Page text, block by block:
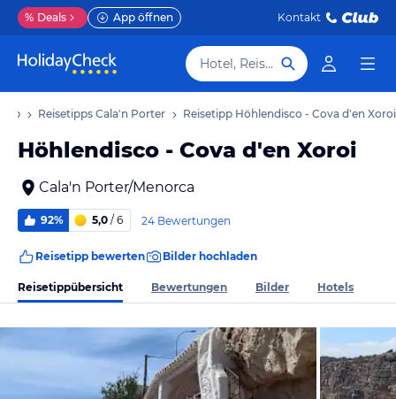
% Deals App öffnen Kontakt
Hotel, Reiseziel
Reisetipps Cala'n Porter Reisetipp Höhlendisco - Cova d'en Xoroi
Höhlendisco - Cova d'en Xoroi
Cala'n Porter/Menorca
92% 5,0 / 6 24 Bewertungen
Reisetipp bewerten Bilder hochladen
Reisetippübersicht Bewertungen Bilder Hotels